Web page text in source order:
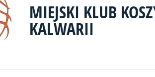
MIEJSKI KLUB
KALWARII